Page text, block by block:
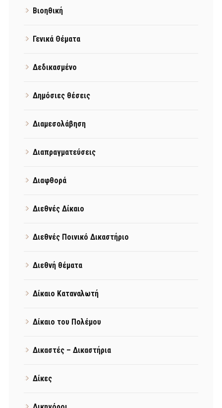
Βιοηθική
Γενικά Θέματα
Δεδικασμένο
Δημόσιες θέσεις
Διαμεσολάβηση
Διαπραγματεύσεις
Διαφθορά
Διεθνές Δίκαιο
Διεθνές Ποινικό Δικαστήριο
Διεθνή θέματα
Δίκαιο Καταναλωτή
Δίκαιο του Πολέμου
Δικαστές – Δικαστήρια
Δίκες